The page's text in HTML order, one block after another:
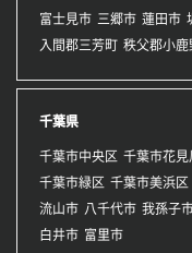
富士見市 三郷市 蓮田市
入間郡三芳町 秩父郡小鹿
千葉県
千葉市中央区 千葉市花見
千葉市緑区 千葉市美浜区
流山市 八千代市 我孫子
白井市 富里市